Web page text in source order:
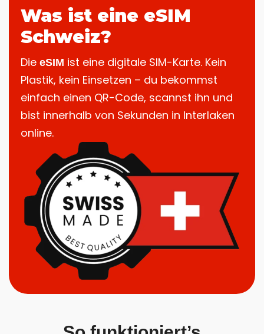
Was ist eine eSIM
Schweiz?
Die eSIM ist eine digitale SIM-Karte. Kein
Plastik, kein Einsetzen – du bekommst
einfach einen QR-Code, scannst ihn und
bist innerhalb von Sekunden in Interlaken
online.